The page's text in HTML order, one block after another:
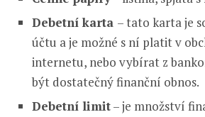
Debetní karta – tato karta je
účtu a je možné s ní platit v
internetu, nebo vybírat z
být dostatečný finanční obnos.
Debetní limit– je množství